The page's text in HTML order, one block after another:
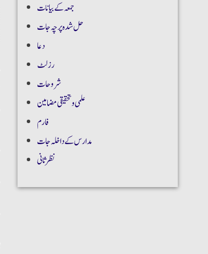
جمعہ کے بیانات
حل شدہ پرچہ جات
دعا
رزلٹ
شروحات
علمی و تحقیقی مضامین
فارم
مدارس کے داخلہ جات
نظر ثانی